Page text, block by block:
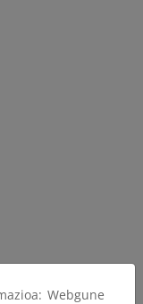
Webgune